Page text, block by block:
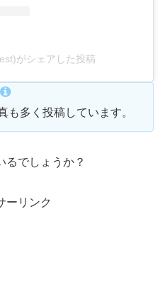
がシェアした投稿
も多く投稿しています。
るでしょうか？
ーリンク